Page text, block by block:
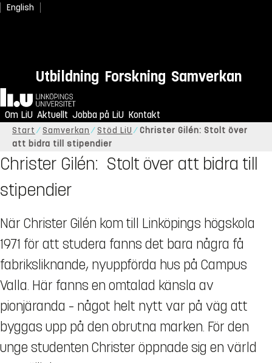
English
Utbildning Forskning Samverkan
Hem
Om LiU Aktuellt Jobba på LiU Kontakt
Start Samverkan Stöd LiU
Christer Gilén: Stolt över
att bidra till stipendier
Christer Gilén: Stolt över att bidra till
stipendier
När Christer Gilén kom till Linköpings högskola
1971 för att studera fanns det bara några få
fabriksliknande, nyuppförda hus på Campus
Valla. Här fanns en omtalad känsla av
pionjäranda – något helt nytt var på väg att
byggas upp på den obrutna marken. För den
unge studenten Christer öppnade sig en värld